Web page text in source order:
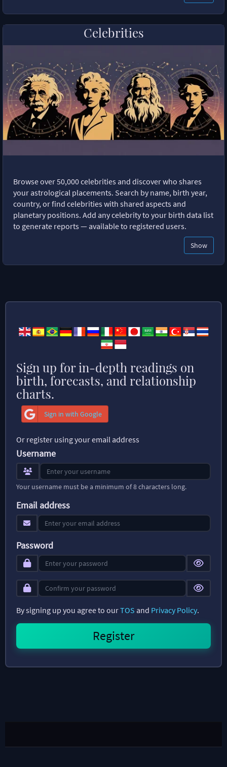
Celebrities
Browse over 50,000 celebrities and discover who shares
your astrological placements. Search by name, birth year,
country, or find celebrities with shared aspects and
planetary positions. Add any celebrity to your birth data list
to generate reports — available to registered users.
Show
Sign up for in-depth readings on
birth, forecasts, and relationship
charts.
Sign in with Google
Or register using your email address
Username
Your username must be a minimum of 8 characters long.
Email address
Password
By signing up you agree to ourTOS and Privacy Policy.